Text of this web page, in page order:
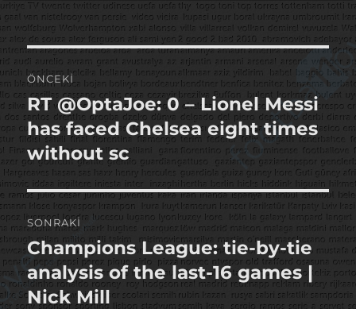
Yazı
gezinmesi
ÖNCEKI
Önceki
yazı:
RT @OptaJoe: 0 – Lionel Messi
has faced Chelsea eight times
without sc
SONRAKI
Sonraki
yazı:
Champions League: tie-by-tie
analysis of the last-16 games |
Nick Mill